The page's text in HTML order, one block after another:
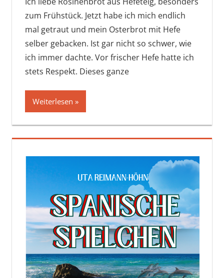
zum Frühstück. Jetzt habe ich mich endlich
mal getraut und mein Osterbrot mit Hefe
selber gebacken. Ist gar nicht so schwer, wie
ich immer dachte. Vor frischer Hefe hatte ich
stets Respekt. Dieses ganze
Weiterlesen